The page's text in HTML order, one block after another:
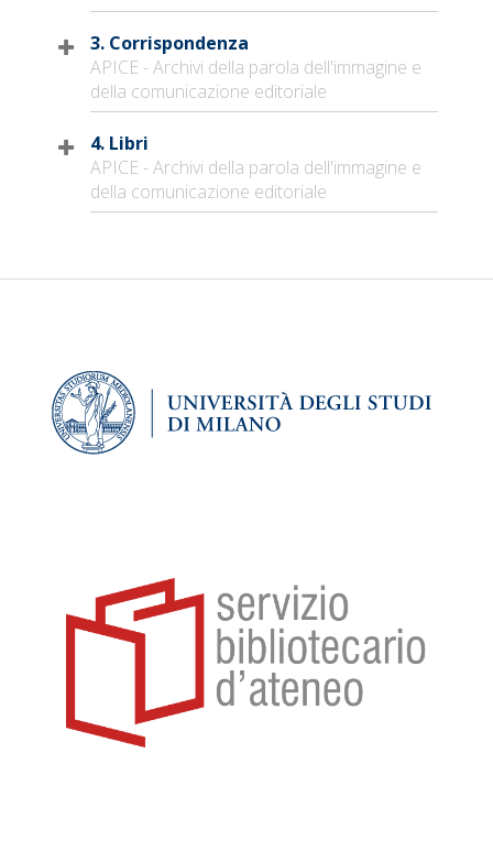
3. Corrispondenza
APICE - Archivi della parola dell'immagine e
della comunicazione editoriale
4. Libri
APICE - Archivi della parola dell'immagine e
della comunicazione editoriale